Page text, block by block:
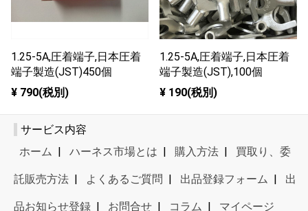
1.25-5A,圧着端子,日本圧着
端子製造(JST)450個
¥ 790(税別)
1.25-5A,圧着端子,日本圧着
端子製造(JST),100個
¥ 190(税別)
サービス内容
ホーム | ハーネス市場とは | 購入方法 | 買取り、委
託販売方法 | よくあるご質問 | 出品登録フォーム | 出
品お知らせ登録 | お問合せ | コラム | マイページ